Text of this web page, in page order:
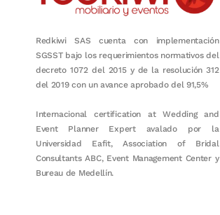
Redkiwi SAS cuenta con implementación
SGSST bajo los requerimientos normativos del
decreto 1072 del 2015 y de la resolución 312
del 2019 con un avance aprobado del 91,5%
Internacional certification at Wedding and
Event Planner Expert avalado por la
Universidad Eafit, Association of Bridal
Consultants ABC, Event Management Center y
Bureau de Medellín.